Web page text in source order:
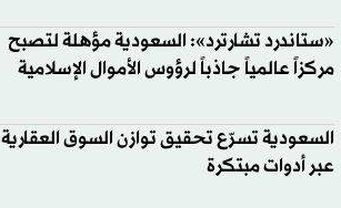
«ستاندرد تشارترد»: السعودية مؤهلة لتصبح
مركزاً عالمياً جاذباً لرؤوس الأموال الإسلامية
السعودية تسرّع تحقيق توازن السوق العقارية
عبر أدوات مبتكرة